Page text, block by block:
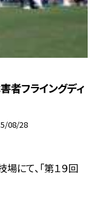
者フライングディ
08/28
にて、「第１９回